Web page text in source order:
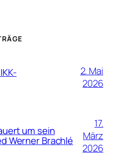
2. Mai
2026
um sein
Werner Brachlé
17.
März
2026